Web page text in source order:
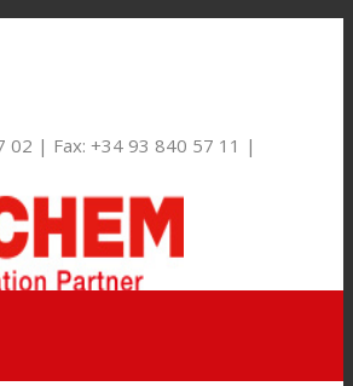
02 | Fax: +34 93 840 57 11 |